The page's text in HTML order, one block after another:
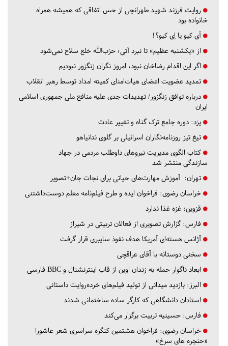
روایت فرزند شهید طهرانچی از حس اتفاقی که همیشه همراه
خانواده بود
آي كيو يا اِي كيو؟!
از «یکشنبه عظیم» تا نبرد آتی؛ حزب‌الله خلع سلاح نمی‌شود
اگر این اقدام رضاخان نبود، امروز نگران زنگزور نبودیم
تمدید عضویت اعضای هیات‌امنای کمیته امداد توسط رهبر انقلاب
درباره توافق زنگزور/ تهدیدات جدی علیه منافع ملی جمهوری اسلامی
ایران
یزد: دوره جامع ترک گناه و تغییر عادت
تیغ تیز روزنامه‌نگاران اسرائیلی بر گلوی نتانیاهو
کتاب الگوی مدیریت نیروهای داوطلب مردمی در جهاد
سازندگی منتشر شد
تهران: آموزش مهارت‌های حیاتی برای نجات جان+تصویر
خراسان رضوی: فراخوان ایده و طرح فیلم‌نامه معلم دوست‌داشتنی
قزوین: غزه غذا ندارد
فارس: گزارش تصویری از فعالان تربیتی در شیراز
آژانس هسته‌ای آمریکا هدف نفوذ سایبری قرار گرفت
سخنی دوستانه با آقای عراقچی
ابعاد ناگوار حمله به زندان اوین از قاب اینترنشنال و BBC فارسی
البرز: بازدید میدانی از تولید فیلم‌های خرده‌روایت داستانی
استادان دانشگاهی که کارگر ساده ساختمانی شدند
فارس: حسینیه تربیت برگزار می‌کند
خراسان رضوی: فراخوان هشتمین کنگره سراسری شعر عاشورا
«حنجره های سرخ»